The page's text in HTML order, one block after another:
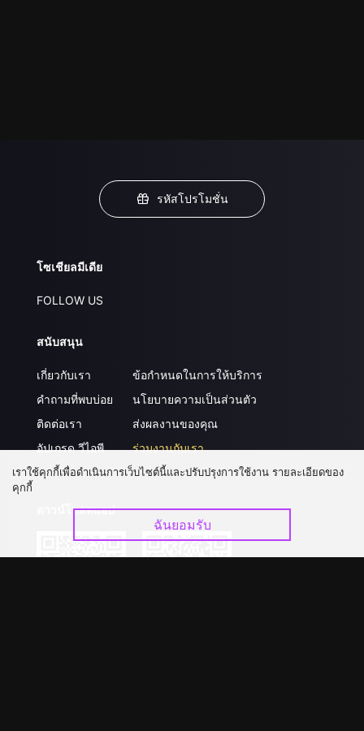
รหัสโปรโมชั่น
โซเชียลมีเดีย
FOLLOW US
สนับสนุน
เกี่ยวกับเรา
คำถามที่พบบ่อย
ติดต่อเรา
อัปเกรด วีไอพี
ข้อกำหนดในการให้บริการ
นโยบายความเป็นส่วนตัว
ส่งผลงานของคุณ
ร่วมงานกับเรา
ดาวน์โหลดแอป
เราใช้คุกกี้เพื่อดำเนินการเว็บไซต์นี้และปรับปรุงการใช้งาน รายละเอียดของ
คุกกี้
ฉันยอมรับ